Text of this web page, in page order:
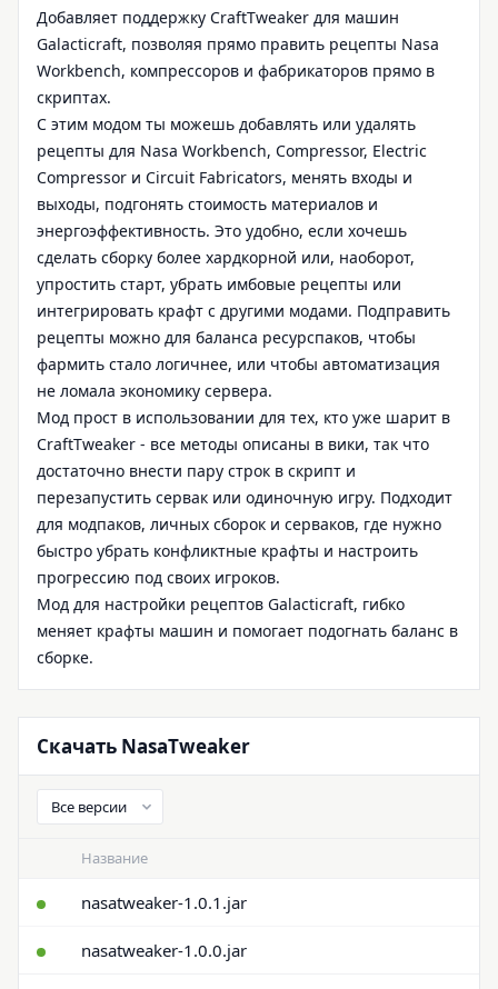
Добавляет поддержку CraftTweaker для машин
Galacticraft, позволяя прямо править рецепты Nasa
Workbench, компрессоров и фабрикаторов прямо в
скриптах.
С этим модом ты можешь добавлять или удалять
рецепты для Nasa Workbench, Compressor, Electric
Compressor и Circuit Fabricators, менять входы и
выходы, подгонять стоимость материалов и
энергоэффективность. Это удобно, если хочешь
сделать сборку более хардкорной или, наоборот,
упростить старт, убрать имбовые рецепты или
интегрировать крафт с другими модами. Подправить
рецепты можно для баланса ресурспаков, чтобы
фармить стало логичнее, или чтобы автоматизация
не ломала экономику сервера.
Мод прост в использовании для тех, кто уже шарит в
CraftTweaker - все методы описаны в вики, так что
достаточно внести пару строк в скрипт и
перезапустить сервак или одиночную игру. Подходит
для модпаков, личных сборок и серваков, где нужно
быстро убрать конфликтные крафты и настроить
прогрессию под своих игроков.
Мод для настройки рецептов Galacticraft, гибко
меняет крафты машин и помогает подогнать баланс в
сборке.
Скачать NasaTweaker
Название
nasatweaker-1.0.1.jar
nasatweaker-1.0.0.jar